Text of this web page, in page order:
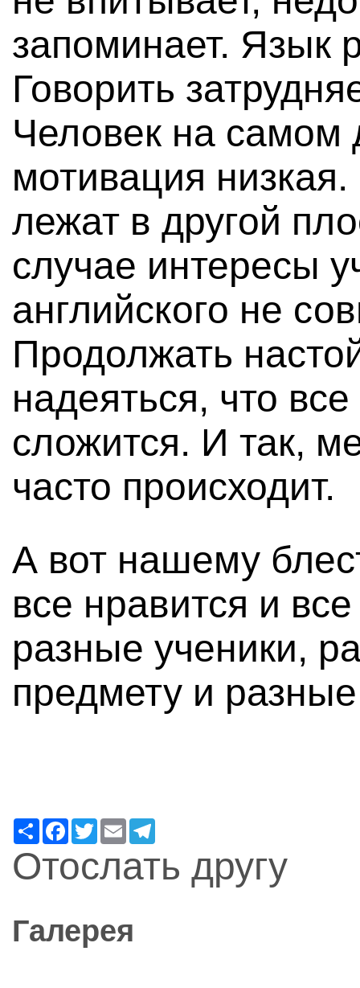
запоминает. Язык
Говорить
Человек на самом
мотивация
лежат в другой
случае интересы
английского не
Продолжать
надеяться, что
сложится. И так,
часто происходит.
А вот нашему
все нравится и
разные ученики,
предмету и
Ресурс
Facebook
Twitter
Email
Отослать другу
Галерея